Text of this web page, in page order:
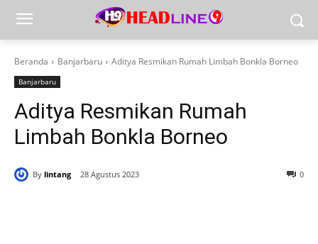
Beranda Banjarbaru Aditya Resmikan Rumah Limbah Bonkla Borneo
Banjarbaru
Aditya Resmikan Rumah
Limbah Bonkla Borneo
By lintang 28 Agustus 2023 0